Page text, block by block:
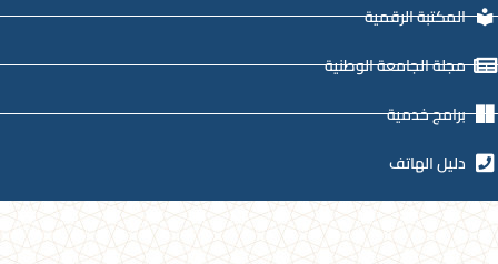
المكتبة الرقمية
مجلة الجامعة الوطنية
برامج خدمية
دليل الهاتف